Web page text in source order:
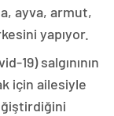
ayva, armut,
yapıyor.
19) salgınının
için ailesiyle